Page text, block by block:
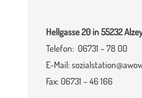
Hellgasse 20 in 55232
Telefon: 06731 – 78 00
E-Mail:
Fax: 06731 – 46 166